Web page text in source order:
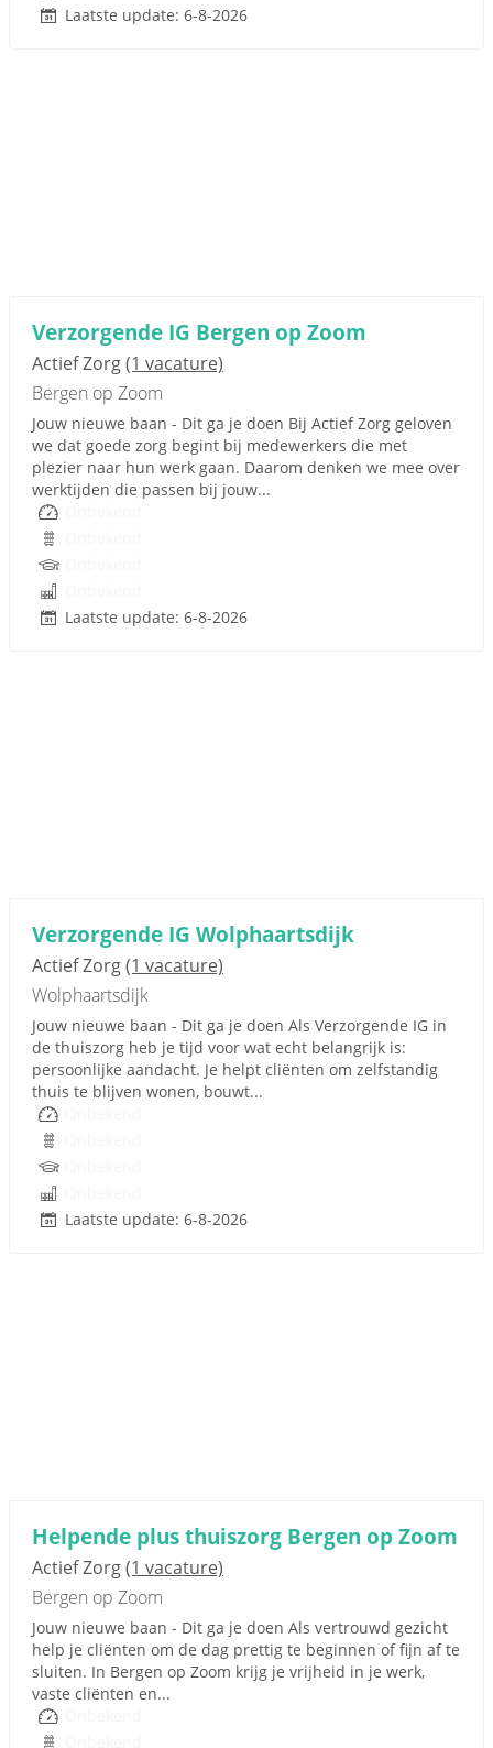
Laatste update: 6-8-2026
Verzorgende IG Bergen op Zoom
Actief Zorg(1 vacature)
Bergen op Zoom
Jouw nieuwe baan - Dit ga je doen Bij Actief Zorg geloven
we dat goede zorg begint bij medewerkers die met
plezier naar hun werk gaan. Daarom denken we mee over
werktijden die passen bij jouw...
Laatste update: 6-8-2026
Verzorgende IG Wolphaartsdijk
Actief Zorg(1 vacature)
Wolphaartsdijk
Jouw nieuwe baan - Dit ga je doen Als Verzorgende IG in
de thuiszorg heb je tijd voor wat echt belangrijk is:
persoonlijke aandacht. Je helpt cliënten om zelfstandig
thuis te blijven wonen, bouwt...
Laatste update: 6-8-2026
Helpende plus thuiszorg Bergen op Zoom
Actief Zorg(1 vacature)
Bergen op Zoom
Jouw nieuwe baan - Dit ga je doen Als vertrouwd gezicht
help je cliënten om de dag prettig te beginnen of fijn af te
sluiten. In Bergen op Zoom krijg je vrijheid in je werk,
vaste cliënten en...